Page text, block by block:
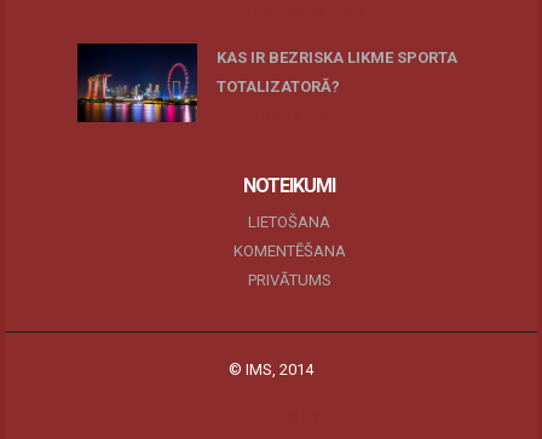
KAS IR BEZRISKA LIKME SPORTA
TOTALIZATORĀ?
NOTEIKUMI
LIETOŠANA
KOMENTĒŠANA
PRIVĀTUMS
© IMS, 2014